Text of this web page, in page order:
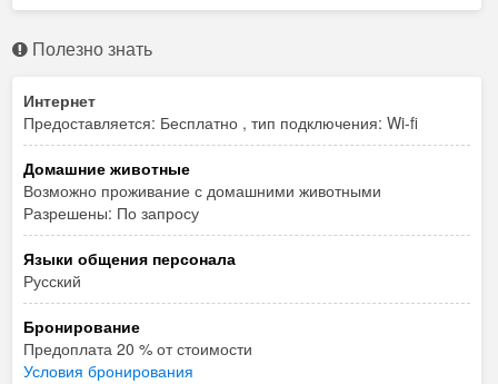
Полезно знать
Интернет
Предоставляется: Бесплатно , тип подключения: Wi-fi
Домашние животные
Возможно проживание с домашними животными
Разрешены: По запросу
Языки общения персонала
Русский
Бронирование
Предоплата 20 % от стоимости
Условия бронирования